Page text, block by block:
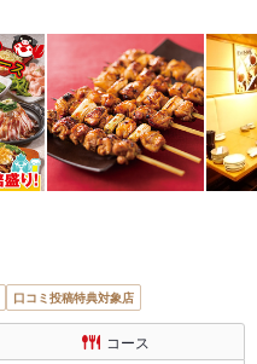
口コミ投稿特典対象店
コース